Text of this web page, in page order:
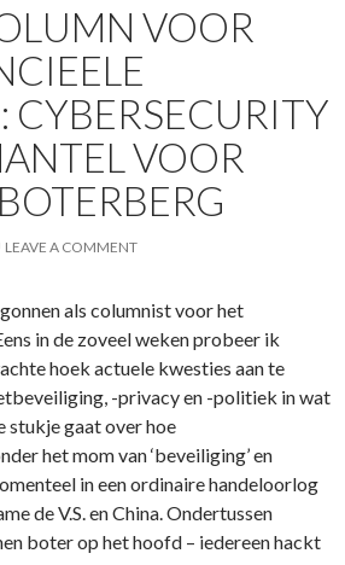
VOOR
CYBERSECURITY
VOOR
LEAVE A COMMENT
als columnist voor het
in de zoveel weken probeer ik
hoek actuele kwesties aan te
-privacy en -politiek in wat
stukje gaat over hoe
het mom van ‘beveiliging’ en
in een ordinaire handeloorlog
de V.S. en China. Ondertussen
boter op het hoofd – iedereen hackt